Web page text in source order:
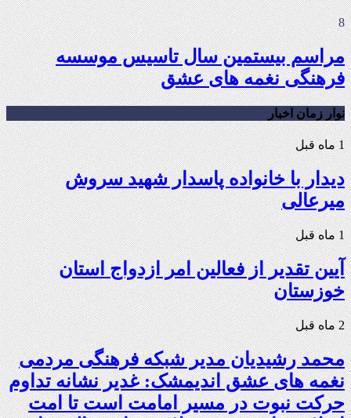
8
مراسم بیستمین سال تاسیس موسسه
فرهنگی نغمه های عشق
نوار زمان اخبار
1 ماه قبل
دیدار با خانواده پاسدار شهید سروش
میرعالی
1 ماه قبل
آیین تقدیر از فعالین امر ازدواج استان
خوزستان
2 ماه قبل
محمد رشیدیان مدیر شبکه فرهنگی مردمی
نغمه های عشق اندیمشک: غدیر نشانه تداوم
حرکت نبوت در مسیر امامت است تا امت